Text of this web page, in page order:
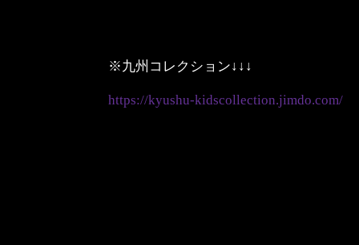
※九州コレクション↓↓↓
https://kyushu-kidscollection.jimdo.com/